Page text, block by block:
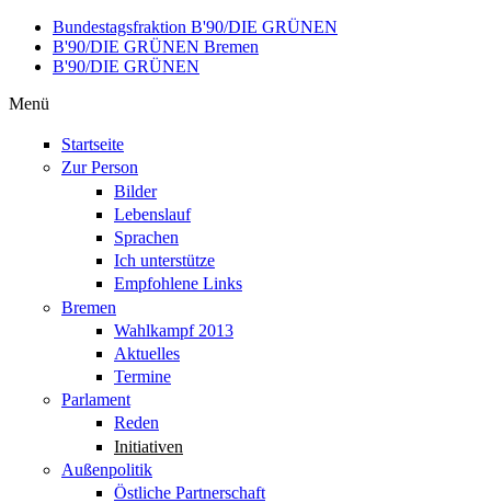
Direkt zum Inhalt
Bundestagsfraktion B'90/DIE GRÜNEN
B'90/DIE GRÜNEN Bremen
B'90/DIE GRÜNEN
Menü
Startseite
Zur Person
Bilder
Lebenslauf
Sprachen
Ich unterstütze
Empfohlene Links
Bremen
Wahlkampf 2013
Aktuelles
Termine
Parlament
Reden
Initiativen
Außenpolitik
Östliche Partnerschaft